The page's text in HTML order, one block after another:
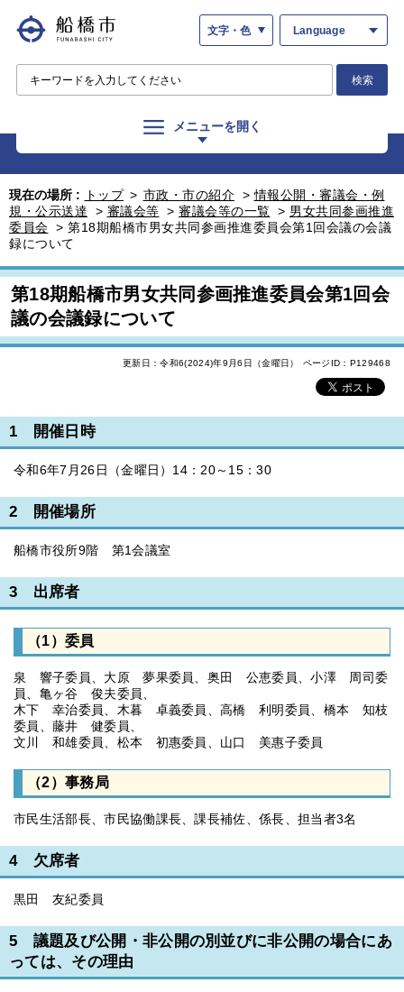
文字・色 Language
検索
メニューを開く
現在の場所 : トップ > 市政・市の紹介 >情報公開・審議会・例
規・公示送達
> 審議会等 > 審議会等の一覧 > 男女共同参画推進
委員会 > 第18期船橋市男女共同参画推進委員会第1回会議の会議
録について
第18期船橋市男女共同参画推進委員会第1回会
議の会議録について
更新日：令和6(2024)年9月6日（金曜日） ページID：P129468
1 開催日時
令和6年7月26日（金曜日）14：20～15：30
2 開催場所
船橋市役所9階 第1会議室
3 出席者
（1）委員
泉 響子委員、大原 夢果委員、奥田 公恵委員、小澤 周司委
員、亀ヶ谷 俊夫委員、
木下 幸治委員、木暮 卓義委員、高橋 利明委員、橋本 知枝
委員、藤井 健委員、
文川 和雄委員、松本 初惠委員、山口 美惠子委員
（2）事務局
市民生活部長、市民協働課長、課長補佐、係長、担当者3名
4 欠席者
黒田 友紀委員
5 議題及び公開・非公開の別並びに非公開の場合にあ
っては、その理由